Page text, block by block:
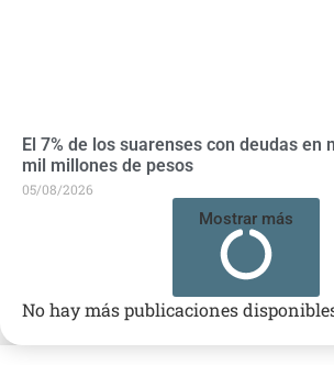
El 7% de los suarenses con deudas en
mil millones de pesos
05/08/2026
Mostrar más
No hay más publicaciones